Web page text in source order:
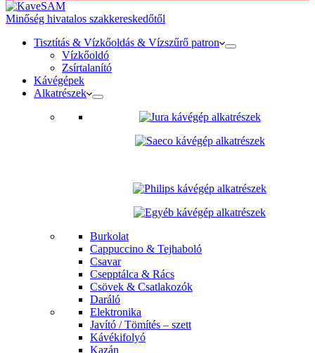
Minőség hivatalos szakkereskedőtől
Tisztítás & Vízkőoldás & Vízszűrő patron
Vízkőoldó
Zsírtalanító
Kávégépek
Alkatrészek
Burkolat
Cappuccino & Tejhaboló
Csavar
Csepptálca & Rács
Csövek & Csatlakozók
Daráló
Elektronika
Javító / Tömítés – szett
Kávékifolyó
Kazán